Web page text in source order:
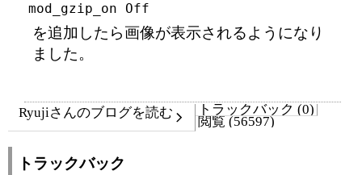
mod_gzip_on Off
を追加したら画像が表示されるようになり
ました。
Ryujiさんのブログを読む トラックバック (0)
閲覧 (56597)
トラックバック